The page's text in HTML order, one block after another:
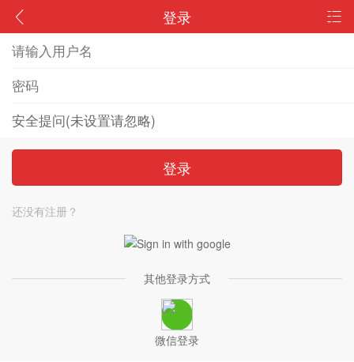
登录
登录
还没有注册？
其他登录方式
微信登录